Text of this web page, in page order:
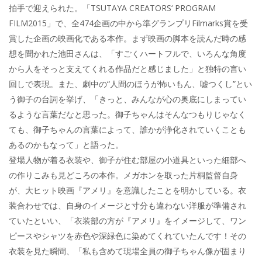
拍手で迎えられた。「TSUTAYA CREATORS‘ PROGRAM
FILM2015」で、全474企画の中から準グランプリFilmarks賞を受
賞した企画の映画化である本作。まず映画の脚本を読んだ時の感
想を聞かれた池田さんは、「すごくハートフルで、いろんな角度
から人をそっと支えてくれる作品だと感じました」と独特の言い
回しで表現。また、劇中の“人間のほうが怖いもん、嘘つくし”とい
う御子の台詞を挙げ、「きっと、みんなが心の奥底にしまってい
るような言葉だなと思った。御子ちゃんはそんなつもりじゃなく
ても、御子ちゃんの言葉によって、誰かが浄化されていくことも
あるのかもなって」と語った。
登場人物が着る衣装や、御子が住む部屋の小道具といった細部へ
の作りこみも見どころの本作。メガホンを取った片桐監督自身
が、大ヒット映画『アメリ』を意識したことを明かしている。衣
装合わせでは、自身のイメージと寸分も違わない洋服が準備され
ていたといい、「衣装部の方が『アメリ』をイメージして、ワン
ピースやシャツを赤色や深緑色に染めてくれていたんです！その
衣装を見た瞬間、「私も含めて現場全員の御子ちゃん像が固まり